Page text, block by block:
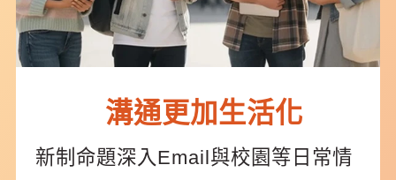
溝通更加生活化
新制命題深入Email與校園等日常情